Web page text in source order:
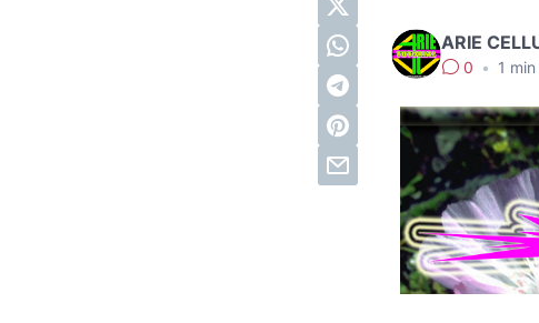
ARIE
0 • 1